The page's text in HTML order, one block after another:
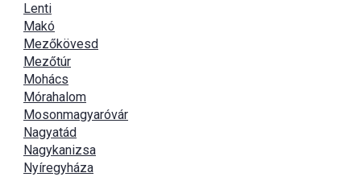
Lenti
Makó
Mezőkövesd
Mezőtúr
Mohács
Mórahalom
Mosonmagyaróvár
Nagyatád
Nagykanizsa
Nyíregyháza